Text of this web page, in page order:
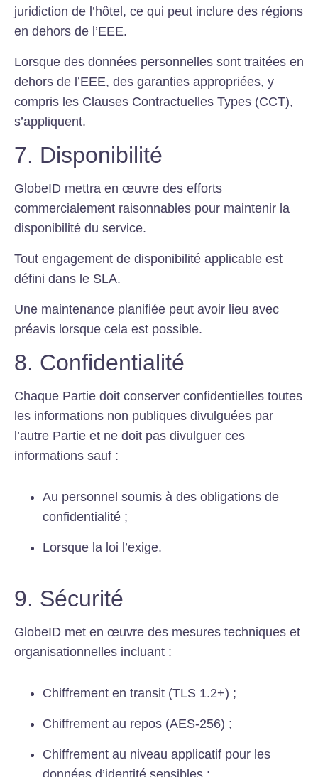
juridiction de l’hôtel, ce qui peut inclure des régions
en dehors de l’EEE.
Lorsque des données personnelles sont traitées en
dehors de l’EEE, des garanties appropriées, y
compris les Clauses Contractuelles Types (CCT),
s’appliquent.
7. Disponibilité
GlobeID mettra en œuvre des efforts
commercialement raisonnables pour maintenir la
disponibilité du service.
Tout engagement de disponibilité applicable est
défini dans le SLA.
Une maintenance planifiée peut avoir lieu avec
préavis lorsque cela est possible.
8. Confidentialité
Chaque Partie doit conserver confidentielles toutes
les informations non publiques divulguées par
l’autre Partie et ne doit pas divulguer ces
informations sauf :
Au personnel soumis à des obligations de
confidentialité ;
Lorsque la loi l’exige.
9. Sécurité
GlobeID met en œuvre des mesures techniques et
organisationnelles incluant :
Chiffrement en transit (TLS 1.2+) ;
Chiffrement au repos (AES-256) ;
Chiffrement au niveau applicatif pour les
données d’identité sensibles ;